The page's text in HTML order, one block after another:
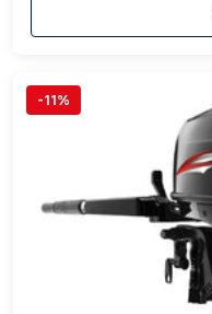
-11%